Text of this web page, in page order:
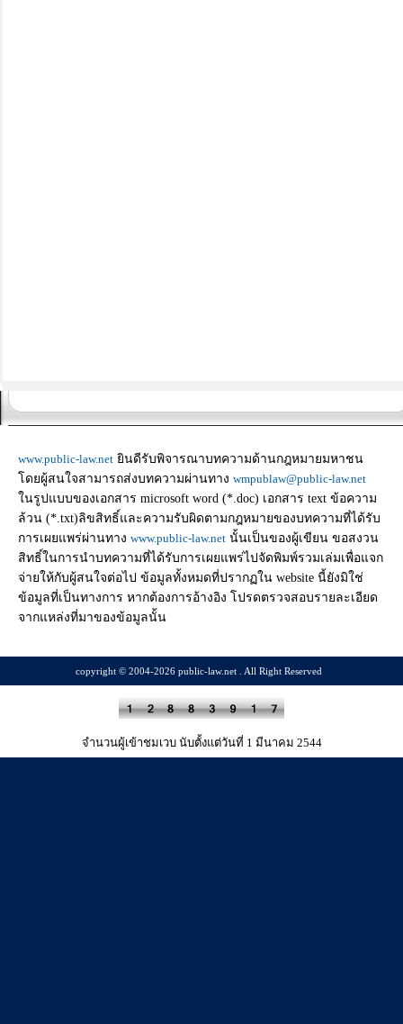
www.public-law.net ยินดีรับพิจารณาบทความด้านกฎหมายมหาชน
โดยผู้สนใจสามารถส่งบทความผ่านทาง wmpublaw@public-law.net
ในรูปแบบของเอกสาร microsoft word (*.doc) เอกสาร text ข้อความ
ล้วน (*.txt)ลิขสิทธิ์และความรับผิดตามกฎหมายของบทความที่ได้รับ
การเผยแพร่ผ่านทาง www.public-law.net นั้นเป็นของผู้เขียน ขอสงวน
สิทธิ์ในการนำบทความที่ได้รับการเผยแพร่ไปจัดพิมพ์รวมเล่มเพื่อแจก
จ่ายให้กับผู้สนใจต่อไป ข้อมูลทั้งหมดที่ปรากฏใน website นี้ยังมิใช่
ข้อมูลที่เป็นทางการ หากต้องการอ้างอิง โปรดตรวจสอบรายละเอียด
จากแหล่งที่มาของข้อมูลนั้น
copyright © 2004-2026 public-law.net . All Right Reserved
จำนวนผู้เข้าชมเวบ นับตั้งแต่วันที่ 1 มีนาคม 2544